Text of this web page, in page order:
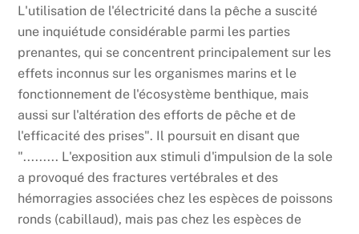
L'utilisation de l'électricité dans la pêche a suscité
une inquiétude considérable parmi les parties
prenantes, qui se concentrent principalement sur les
effets inconnus sur les organismes marins et le
fonctionnement de l'écosystème benthique, mais
aussi sur l'altération des efforts de pêche et de
l'efficacité des prises". Il poursuit en disant que
"......... L'exposition aux stimuli d'impulsion de la sole
a provoqué des fractures vertébrales et des
hémorragies associées chez les espèces de poissons
ronds (cabillaud), mais pas chez les espèces de